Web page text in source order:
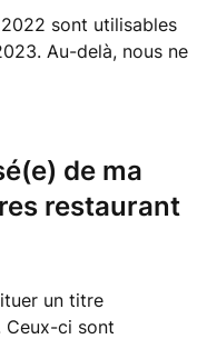
sont utilisables
Au-delà, nous ne
de ma
restaurant
un titre
Ceux-ci sont